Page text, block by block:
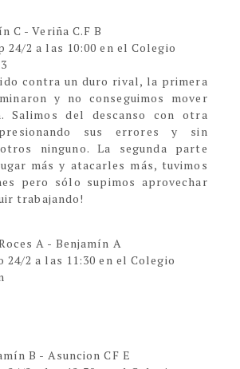
C - Veriña C.F B
24/2 a las 10:00 en el Colegio
contra un duro rival, la primera
y no conseguimos mover
Salimos del descanso con otra
sus errores y sin
ninguno. La segunda parte
más y atacarles más, tuvimos
pero sólo supimos aprovechar
trabajando!
A - Benjamín A
24/2 a las 11:30 en el Colegio
B - Asuncion CF E